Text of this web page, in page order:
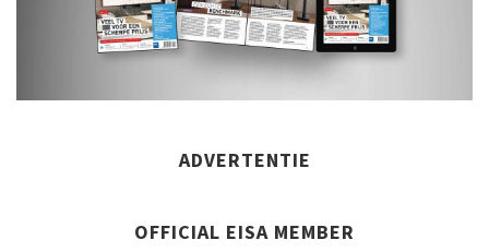
ADVERTENTIE
OFFICIAL EISA MEMBER